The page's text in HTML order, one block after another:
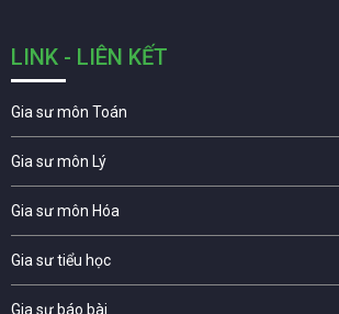
LINK - LIÊN KẾT
Gia sư môn Toán
Gia sư môn Lý
Gia sư môn Hóa
Gia sư tiểu học
Gia sư báo bài